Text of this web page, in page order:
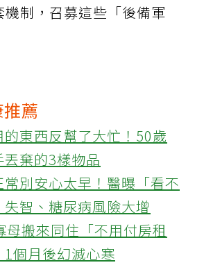
制，召募這些「後備軍
薦
東西反幫了大忙！50歲
棄的3樣物品
別安心太早！醫曝「看不
智、糖尿病風險大增
搬來同住「不用付房租
個月後幻滅心寒